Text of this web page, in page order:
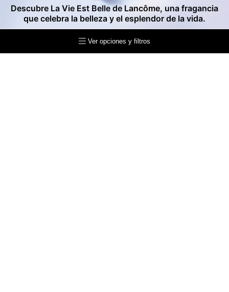
Descubre La Vie Est Belle de Lancôme, una fragancia
que celebra la belleza y el esplendor de la vida.
Ver opciones y filtros